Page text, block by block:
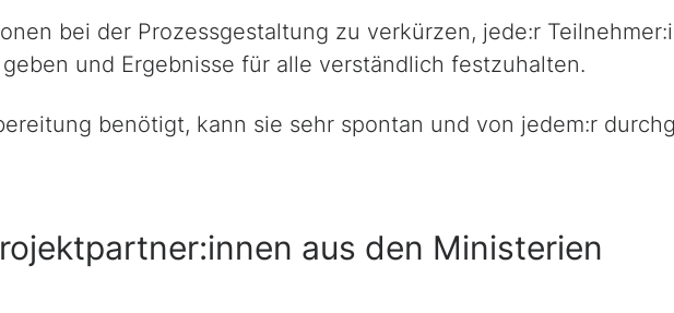
bei der Prozessgestaltung zu verkürzen, jede:r
geben und Ergebnisse für alle verständlich festzuhalten.
benötigt, kann sie sehr spontan und von jedem:r
aus den Ministerien